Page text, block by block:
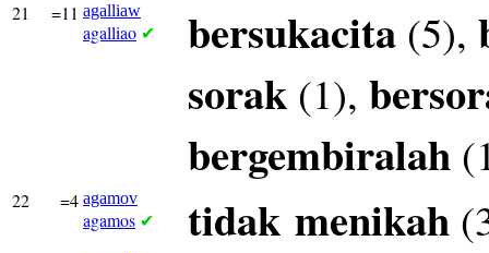
21 =11 agalliaw
agalliao ✔ bersukacita (5),
sorak (1),
bergembiralah
22 =4 agamov
agamos ✔ tidak menikah